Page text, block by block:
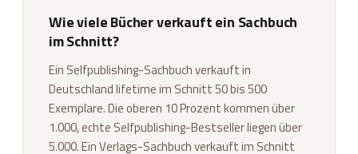
Wie viele Bücher verkauft ein Sachbuch
im Schnitt?
Ein Selfpublishing-Sachbuch verkauft in
Deutschland lifetime im Schnitt 50 bis 500
Exemplare. Die oberen 10 Prozent kommen über
1.000, echte Selfpublishing-Bestseller liegen über
5.000. Ein Verlags-Sachbuch verkauft im Schnitt